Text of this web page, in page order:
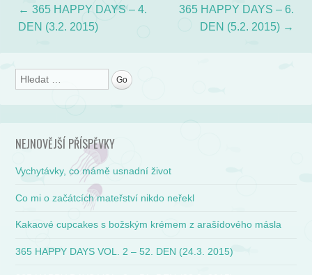
Post navigation
← 365 HAPPY DAYS – 4.
DEN (3.2. 2015)
365 HAPPY DAYS – 6.
DEN (5.2. 2015) →
Search
NEJNOVĚJŠÍ PŘÍSPĚVKY
Vychytávky, co mámě usnadní život
Co mi o začátcích mateřství nikdo neřekl
Kakaové cupcakes s božským krémem z arašídového másla
365 HAPPY DAYS VOL. 2 – 52. DEN (24.3. 2015)